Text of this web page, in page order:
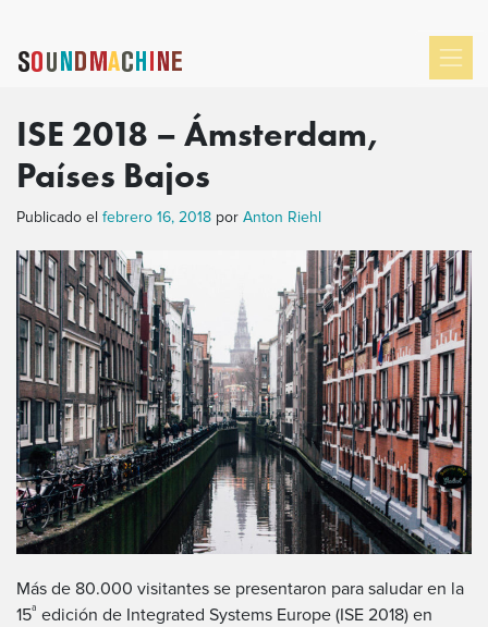
ISE 2018 – Ámsterdam,
Países Bajos
Publicado el febrero 16, 2018 por Anton Riehl
Más de 80.000 visitantes se presentaron para saludar en la
15ª edición de Integrated Systems Europe (ISE 2018) en